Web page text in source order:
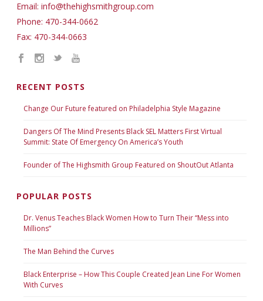
Email: info@thehighsmithgroup.com
Phone: 470-344-0662
Fax: 470-344-0663
RECENT POSTS
Change Our Future featured on Philadelphia Style Magazine
Dangers Of The Mind Presents Black SEL Matters First Virtual
Summit: State Of Emergency On America’s Youth
Founder of The Highsmith Group Featured on ShoutOut Atlanta
POPULAR POSTS
Dr. Venus Teaches Black Women How to Turn Their “Mess into
Millions”
The Man Behind the Curves
Black Enterprise – How This Couple Created Jean Line For Women
With Curves